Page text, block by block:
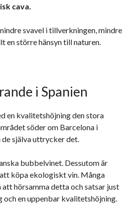
cava.
svavel i tillverkningen, mindre
en större hänsyn till naturen.
i Spanien
en kvalitetshöjning den stora
söder om Barcelona i
de själva uttrycker det.
bubbelvinet. Dessutom är
köpa ekologiskt vin. Många
hörsamma detta och satsar just
en uppenbar kvalitetshöjning.